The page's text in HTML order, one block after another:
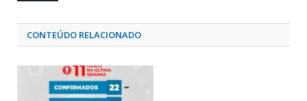
CONTEÚDO RELACIONADO